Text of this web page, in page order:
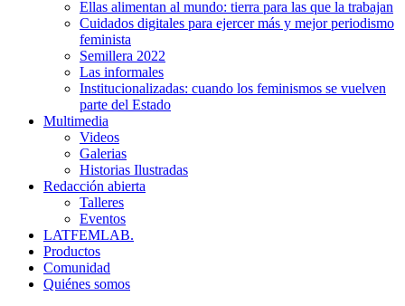
Ellas alimentan al mundo: tierra para las que la trabajan
Cuidados digitales para ejercer más y mejor periodismo
feminista
Semillera 2022
Las informales
Institucionalizadas: cuando los feminismos se vuelven
parte del Estado
Multimedia
Videos
Galerias
Historias Ilustradas
Redacción abierta
Talleres
Eventos
LATFEMLAB.
Productos
Comunidad
Quiénes somos